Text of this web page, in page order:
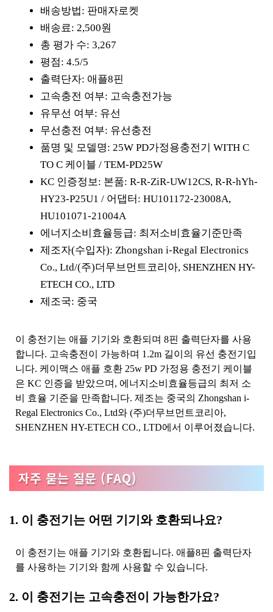
배송방법: 판매자로켓
배송료: 2,500원
총 평가 수: 3,267
평점: 4.5/5
출력단자: 애플8핀
고속충전 여부: 고속충전가능
유무선 여부: 유선
무선충전 여부: 유선충전
품명 및 모델명: 25W PD가정용충전기 WITH C
TO C 케이블 / TEM-PD25W
KC 인증정보: 본품: R-R-ZiR-UW12CS, R-R-hYh-
HY23-P25U1 / 어댑터: HU101172-23008A,
HU101071-21004A
에너지소비효율등급: 최저소비효율기준만족
제조자(수입자): Zhongshan i-Regal Electronics
Co., Ltd/(주)더무브먼트코리아, SHENZHEN HY-
ETECH CO., LTD
제조국: 중국
이 충전기는 애플 기기와 호환되며 8핀 출력단자를 사용
합니다. 고속충전이 가능하며 1.2m 길이의 유선 충전기입
니다. 케이맥스 애플 호환 25w PD 가정용 충전기 케이블
은 KC 인증을 받았으며, 에너지소비효율등급의 최저 소
비 효율 기준을 만족합니다. 제조는 중국의 Zhongshan i-
Regal Electronics Co., Ltd와 (주)더무브먼트코리아,
SHENZHEN HY-ETECH CO., LTD에서 이루어졌습니다.
자주 묻는 질문 (FAQ)
1. 이 충전기는 어떤 기기와 호환되나요?
이 충전기는 애플 기기와 호환됩니다. 애플8핀 출력단자
를 사용하는 기기와 함께 사용할 수 있습니다.
2. 이 충전기는 고속충전이 가능한가요?